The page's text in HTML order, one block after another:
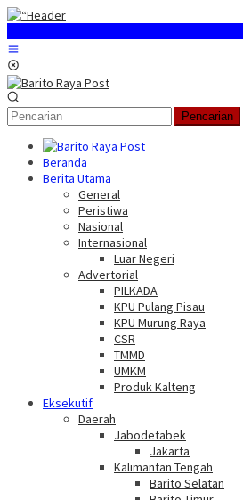
Loncat
konten
Pencarian
Beranda
Berita Utama
General
Peristiwa
Nasional
Internasional
Luar Negeri
Advertorial
PILKADA
KPU Pulang Pisau
KPU Murung Raya
CSR
TMMD
UMKM
Produk Kalteng
Eksekutif
Daerah
Jabodetabek
Jakarta
Kalimantan Tengah
Barito Selatan